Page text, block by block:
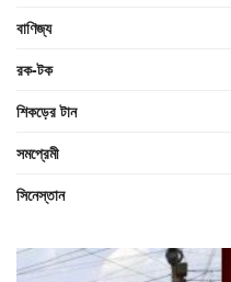
বাণিজ্য
রক-টক
শিকড়ের টান
সমপ্রেমী
সিনেস্তান